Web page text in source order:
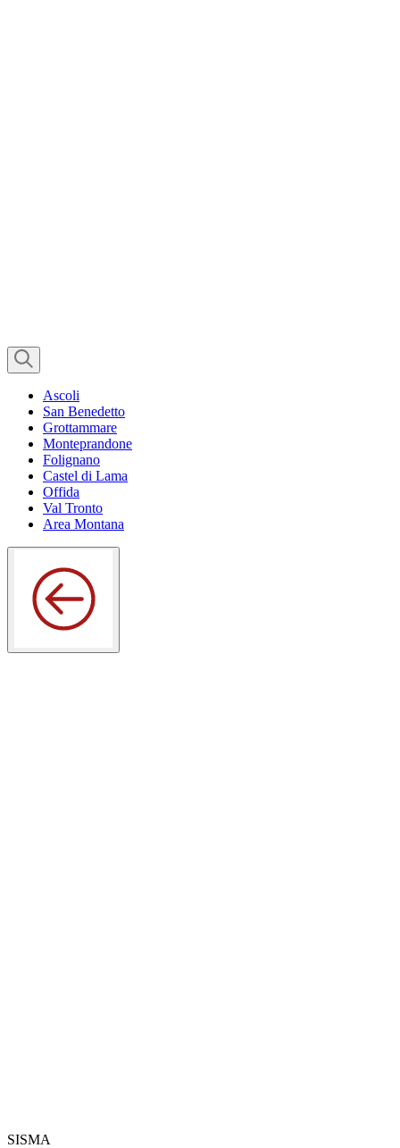
Ascoli
San Benedetto
Grottammare
Monteprandone
Folignano
Castel di Lama
Offida
Val Tronto
Area Montana
SISMA